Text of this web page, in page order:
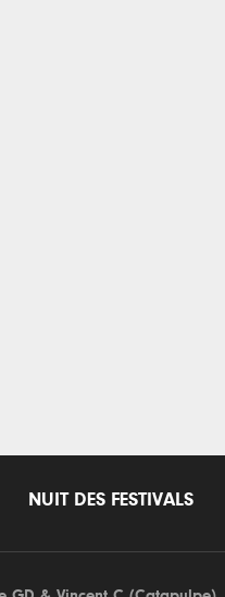
NUIT DES FESTIVALS